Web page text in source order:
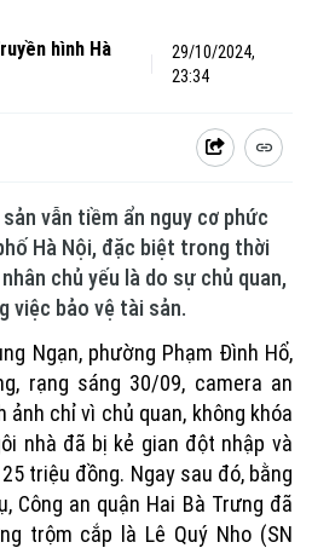
hình Hà
29/10/2024,
23:34
vẫn tiềm ẩn nguy cơ phức
Hà Nội, đặc biệt trong thời
chủ yếu là do sự chủ quan,
việc bảo vệ tài sản.
Ngạn, phường Phạm Đình Hổ,
rạng sáng 30/09, camera an
ảnh chỉ vì chủ quan, không khóa
nhà đã bị kẻ gian đột nhập và
triệu đồng. Ngay sau đó, bằng
Công an quận Hai Bà Trưng đã
trộm cắp là Lê Quý Nho (SN